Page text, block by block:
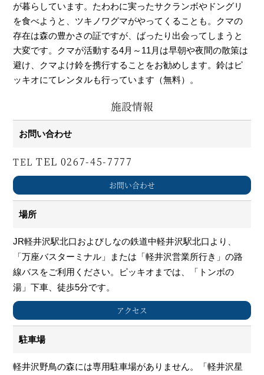
が暮らしています。たわわに実ったサクランボやドングリ
を食べようと、ツキノワグマがやってくることも。クマの
存在は森の豊かさの証ですが、ばったり出会ってしまうと
大変です。クマが活動する4月～11月は早朝や夜間の散策は
避け、クマよけ鈴を携行することをお勧めします。鈴はピ
ッキオにてレンタルも行っています（無料）。
施設情報
お問い合わせ
0267-45-7777
お問い合わせ
場所
JR軽井沢駅北口およびしなの鉄道中軽井沢駅北口より、
「万座バスターミナル」または「軽井沢営業所行き」の路
線バスをご利用ください。ピッキオまでは、「トンボの
湯」下車、徒歩5分です。
アクセス
駐車場
軽井沢野鳥の森には専用駐車場がありません。「軽井沢星